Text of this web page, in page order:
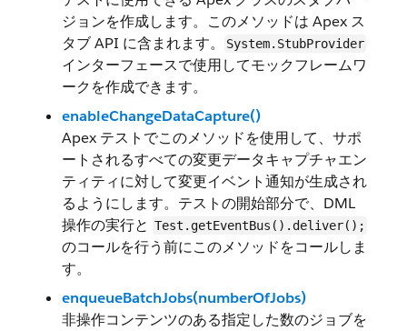
ジョンを作成します。このメソッドは Apex ス
タブ API に含まれます。
System.StubProvider
インターフェースで使用してモックフレームワ
ークを作成できます。
enableChangeDataCapture()
Apex テストでこのメソッドを使用して、サポ
ートされるすべての変更データキャプチャエン
ティティに対して変更イベント通知が生成され
るようにします。テストの開始部分で、DML
操作の実行と Test.getEventBus().deliver();
のコールを行う前にこのメソッドをコールしま
す。
enqueueBatchJobs(numberOfJobs)
非操作コンテンツのある指定した数のジョブを